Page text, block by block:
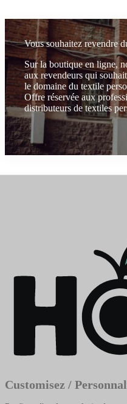
Vous souhaitez revendre
Sur la boutique en ligne,
aux revendeurs qui
le domaine du textile
Offre réservée aux
distributeurs de textiles
Customisez /